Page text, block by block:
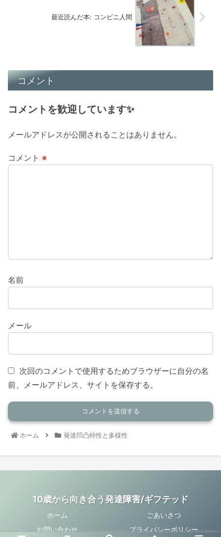
最近読んだ本: コンビニ人間
コメント
コメントを歓迎しています✨
メールアドレスが公開されることはありません。
コメント ※
名前
メール
次回のコメントで使用するためブラウザーに自分の名
前、メールアドレス、サイトを保存する。
ホーム 発達凹凸特性と多様性
10歳から向き合う発達障害/ギフテッド
ホーム
ごあいさつ
お問い合わせ
プライバシーポリシー